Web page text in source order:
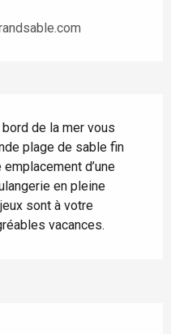
de la mer vous
plage de sable fin
emplacement d’une
en pleine
sont à votre
vacances.